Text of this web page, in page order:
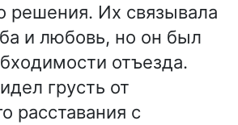
решения. Их связывала
и любовь, но он был
отъезда.
грусть от
расставания с